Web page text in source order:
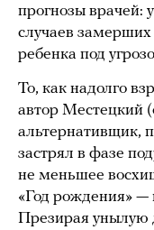
прогнозы врачей:
случаев
ребенка под
То, как надолго
автор Местецкий
альтернативщик,
застрял в фазе
не меньшее
«Год рождения» —
Презирая унылую